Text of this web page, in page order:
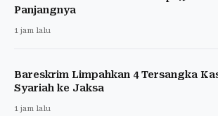
Panjangnya
1 jam lalu
Bareskrim Limpahkan 4 Tersangka
Syariah ke Jaksa
1 jam lalu